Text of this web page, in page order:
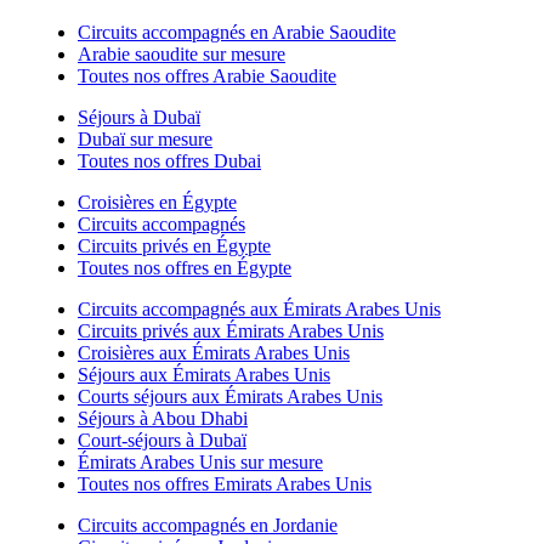
Circuits accompagnés en Arabie Saoudite
Arabie saoudite sur mesure
Toutes nos offres Arabie Saoudite
Séjours à Dubaï
Dubaï sur mesure
Toutes nos offres Dubai
Croisières en Égypte
Circuits accompagnés
Circuits privés en Égypte
Toutes nos offres en Égypte
Circuits accompagnés aux Émirats Arabes Unis
Circuits privés aux Émirats Arabes Unis
Croisières aux Émirats Arabes Unis
Séjours aux Émirats Arabes Unis
Courts séjours aux Émirats Arabes Unis
Séjours à Abou Dhabi
Court-séjours à Dubaï
Émirats Arabes Unis sur mesure
Toutes nos offres Emirats Arabes Unis
Circuits accompagnés en Jordanie